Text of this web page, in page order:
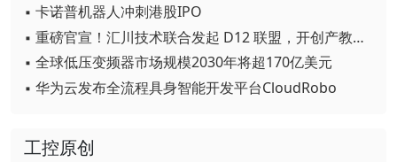
▪ 卡诺普机器人冲刺港股IPO
▪ 重磅官宣！汇川技术联合发起 D12 联盟，开创产教融合新范式
▪ 全球低压变频器市场规模2030年将超170亿美元
▪ 华为云发布全流程具身智能开发平台CloudRobo
工控原创